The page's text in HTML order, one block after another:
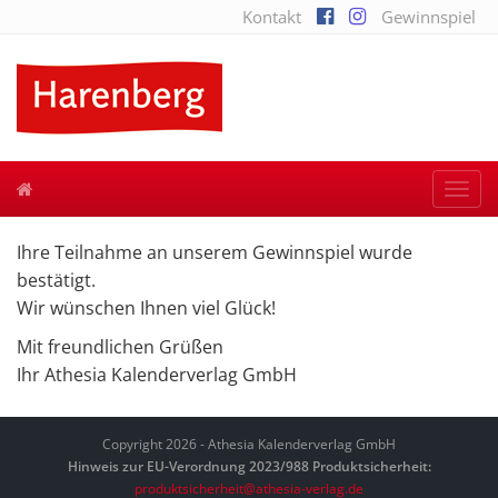
Kontakt Gewinnspiel
Ihre Teilnahme an unserem Gewinnspiel wurde
bestätigt.
Wir wünschen Ihnen viel Glück!
Mit freundlichen Grüßen
Ihr Athesia Kalenderverlag GmbH
Copyright 2026 - Athesia Kalenderverlag GmbH
Hinweis zur EU-Verordnung 2023/988 Produktsicherheit:
produktsicherheit@athesia-verlag.de